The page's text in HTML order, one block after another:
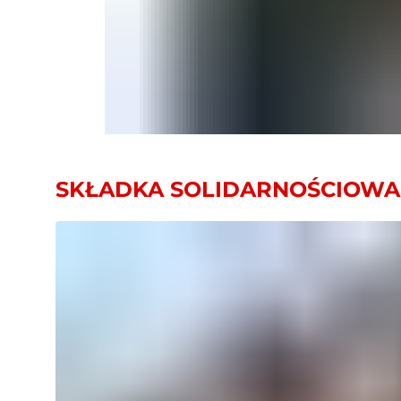
SKŁADKA SOLIDARNOŚCIOWA